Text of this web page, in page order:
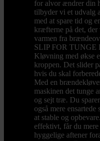
for alvor ændrer din
tilbyder vi et udvalg
med at spare tid og
kræfterne på det,
varmen fra
SLIP FOR
Kløvning med økse
kroppen. Det slider
hvis du skal
Med en
maskinen det tunge
og sejt træ. Du
også mere
at stable og
effektivt, får du
hyggelige aftener